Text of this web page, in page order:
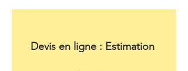
Devis en ligne : Estimation